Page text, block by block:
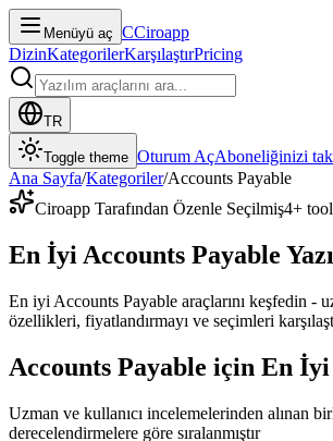
Menüyü aç CCiroapp
DizinKategorilerKarşılaştırPricing
TR
Toggle theme Oturum AçAboneliğinizi
Ana Sayfa/Kategoriler/Accounts Payable
Ciroapp Tarafından Özenle Seçilmiş4+
En İyi Accounts Payable
En iyi Accounts Payable araçlarını keşfedin -
özellikleri, fiyatlandırmayı ve seçimleri
Accounts Payable için En
Uzman ve kullanıcı incelemelerinden alınan
derecelendirmelere göre sıralanmıştır